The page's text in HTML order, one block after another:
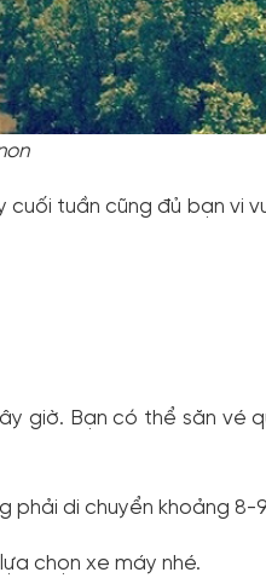
tuần cũng đủ bạn vi
giờ. Bạn có thể săn vé
phải di chuyển khoảng 8-
chọn xe máy nhé.